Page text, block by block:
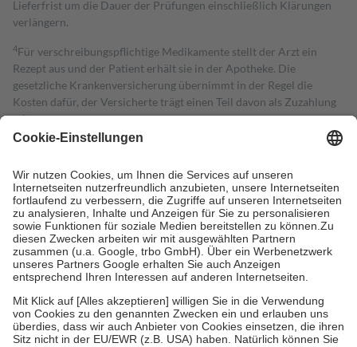
Lieferfrist um die Dauer der Prüfungen einschließlich Klärungen
verlängern.
4Für verschreibungspflichtige Medikamente stellt der Arzt ein
Rezept aus und der Patient erhält sie in der Apotheke. Die
gesetzliche Krankenversicherung übernimmt in der Regel die
Kosten dafür, der Versicherte trägt einen Teil davon als Zuzahlung
mit.
Grundsätzlich leisten Mitglieder Zuzahlungen in Höhe von zehn
höchstens zehn Euro.
Es sind jedoch nie mehr als die tatsächlichen
Kosten der Leistung zu entrichten.
Diese Regeln gelten grundsätzlich auch für Online-Apotheken.
Bei Heilmitteln und häuslicher Krankenpflege beträgt die
Zuzahlung zehn Prozent der Kosten sowie zehn Euro je
Verordnung.
Um das Engagement der Versicherten für ihre eigene Gesundheit zu
stärken und die besondere Stellung der Familie zu unterstützen,
fallenkeine Zuzahlungenan bei:
• Kindern und Jugendlichen bis zum vollendeten 18. Lebensjahr
mit Ausnahme der Fahrkosten